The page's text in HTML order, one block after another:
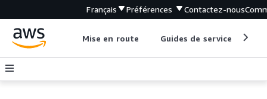
Français Préférences Contactez-nous
Mise en route Guides de service